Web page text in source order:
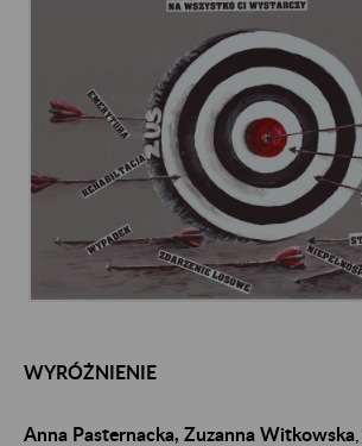
WYRÓŻNIENIE
Anna Pasternacka, Zuzanna Witkowska